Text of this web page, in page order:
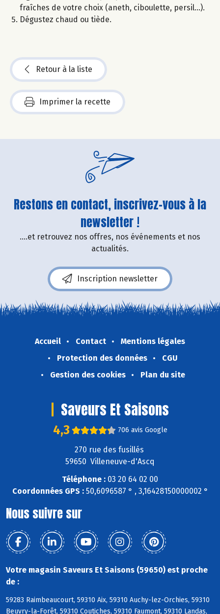
fraîches de votre choix (aneth, ciboulette, persil…).
Dégustez chaud ou tiède.
Retour à la liste
Imprimer la recette
Restons en contact, inscrivez-vous à la
newsletter !
....et retrouvez nos offres, nos événements et nos
actualités.
Inscription newsletter
Accueil Contact
Mentions légales
Protection des données
CGU
Gestion des cookies
Plan du site
Saveurs Et Saisons
4,3 706 avis Google
270 rue des fusillés
59650 Villeneuve-d'Ascq
Téléphone : 03 20 64 02 00
Coordonnées GPS :50,6096587 ° , 3,16428150000002 °
Nous suivre sur
Votre magasin Saveurs Et Saisons (59650) est proche
de :
59283 Raimbeaucourt, 59310 Aix, 59310 Auchy-lez-Orchies, 59310
Beuvry-la-Forêt, 59310 Coutiches, 59310 Faumont, 59310 Landas,